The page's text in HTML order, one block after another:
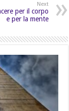
Next
per il corpo
e per la mente